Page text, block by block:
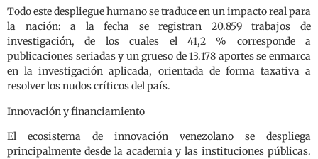
Todo este despliegue humano se traduce en un impacto real para
la nación: a la fecha se registran 20.859 trabajos de
investigación, de los cuales el 41,2 % corresponde a
publicaciones seriadas y un grueso de 13.178 aportes se enmarca
en la investigación aplicada, orientada de forma taxativa a
resolver los nudos críticos del país.
Innovación y financiamiento
El ecosistema de innovación venezolano se despliega
principalmente desde la academia y las instituciones públicas.